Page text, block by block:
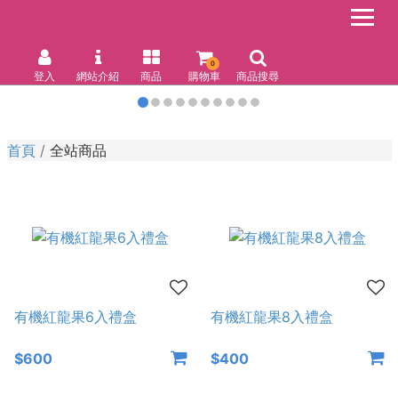
登入 網站介紹 商品 購物車
0
商品搜尋
首頁 全站商品
有機紅龍果6入禮盒
$600
有機紅龍果8入禮盒
$400